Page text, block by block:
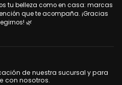
tu belleza como en casa: marcas
que te acompaña. ¡Gracias
🌿
de nuestra sucursal y para
con nosotros.